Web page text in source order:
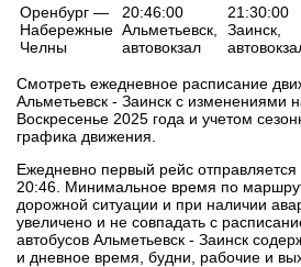
Оренбург —
Набережные
Челны
20:46:00
Альметьевск,
автовокзал
21:30:00
Заинск,
Смотреть ежедневное расписание
Альметьевск - Заинск с изменениями
Воскресенье 2025 года и учетом
графика движения.
Ежедневно первый рейс
20:46. Минимальное время по
дорожной ситуации и при наличии
увеличено и не совпадать с
автобусов Альметьевск - Заинск
и дневное время, будни, рабочие и